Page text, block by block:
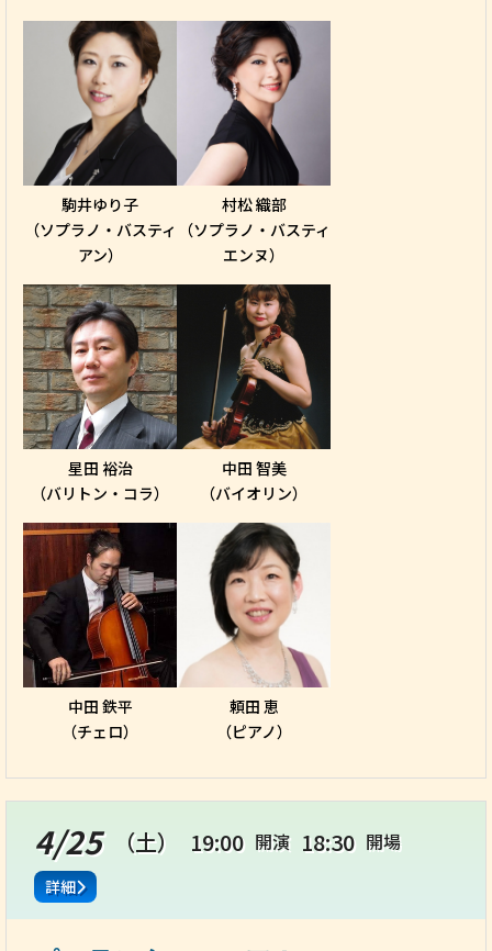
駒井ゆり子
（ソプラノ・バスティ
アン）
村松 織部
（ソプラノ・バスティ
エンヌ）
星田 裕治
（バリトン・コラ）
中田 智美
（バイオリン）
中田 鉄平
（チェロ）
頼田 恵
（ピアノ）
4/25 （土） 19:00 開演 18:30 開場
詳細